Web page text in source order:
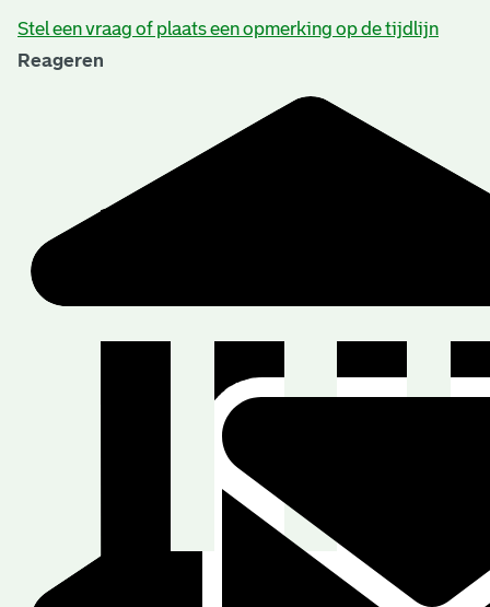
Stel een vraag of plaats een opmerking op de tijdlijn
Reageren